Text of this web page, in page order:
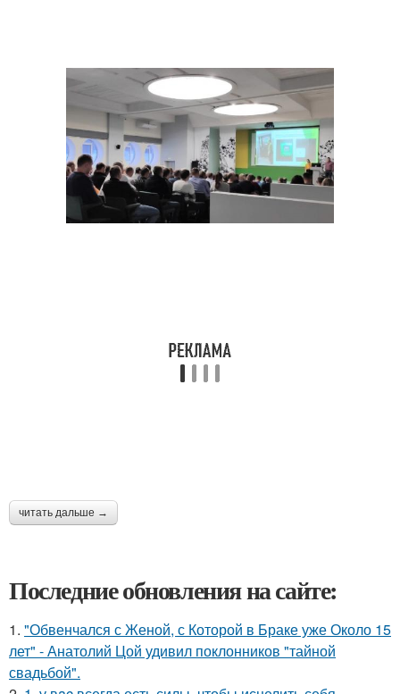
читать дальше →
Последние обновления на сайте:
1. "Обвенчался с Женой, с Которой в Браке уже Около 15
лет" - Анатолий Цой удивил поклонников "тайной
свадьбой".